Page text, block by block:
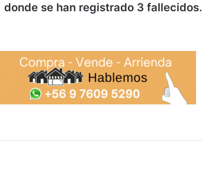
se han registrado 3 fallecidos.